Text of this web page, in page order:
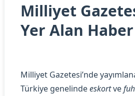
Milliyet
Yer Alan Haber
Milliyet Gazetesi’nde
Türkiye genelindeeskortve